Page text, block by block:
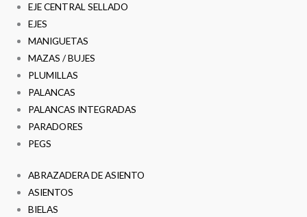
EJE CENTRAL SELLADO
EJES
MANIGUETAS
MAZAS / BUJES
PLUMILLAS
PALANCAS
PALANCAS INTEGRADAS
PARADORES
PEGS
ABRAZADERA DE ASIENTO
ASIENTOS
BIELAS